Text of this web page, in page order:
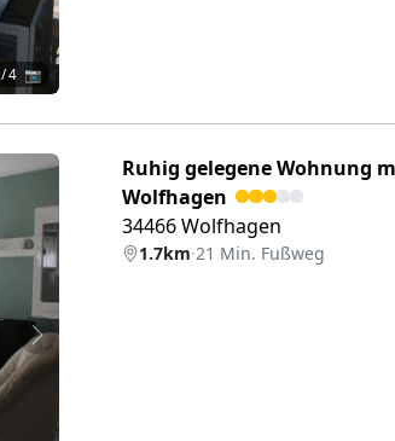
/ 4 📷
Weiter
Ruhig gelegene Wohnung
Wolfhagen
34466 Wolfhagen
1.7km·21 Min. Fußweg